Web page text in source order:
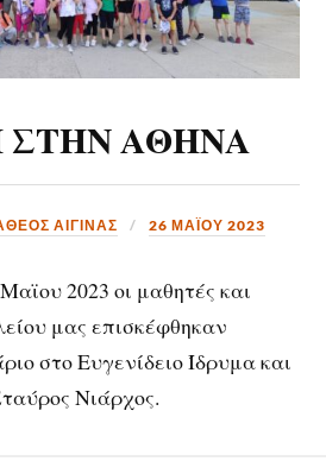
ΑΘΗΝΑ
ΑΙΓΙΝΑΣ 26 ΜΑΪ́ΟΥ 2023
2023 οι μαθητές και
μας επισκέφθηκαν
στο Ευγενίδειο Ίδρυμα και
Νιάρχος.